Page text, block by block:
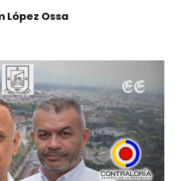
López Ossa